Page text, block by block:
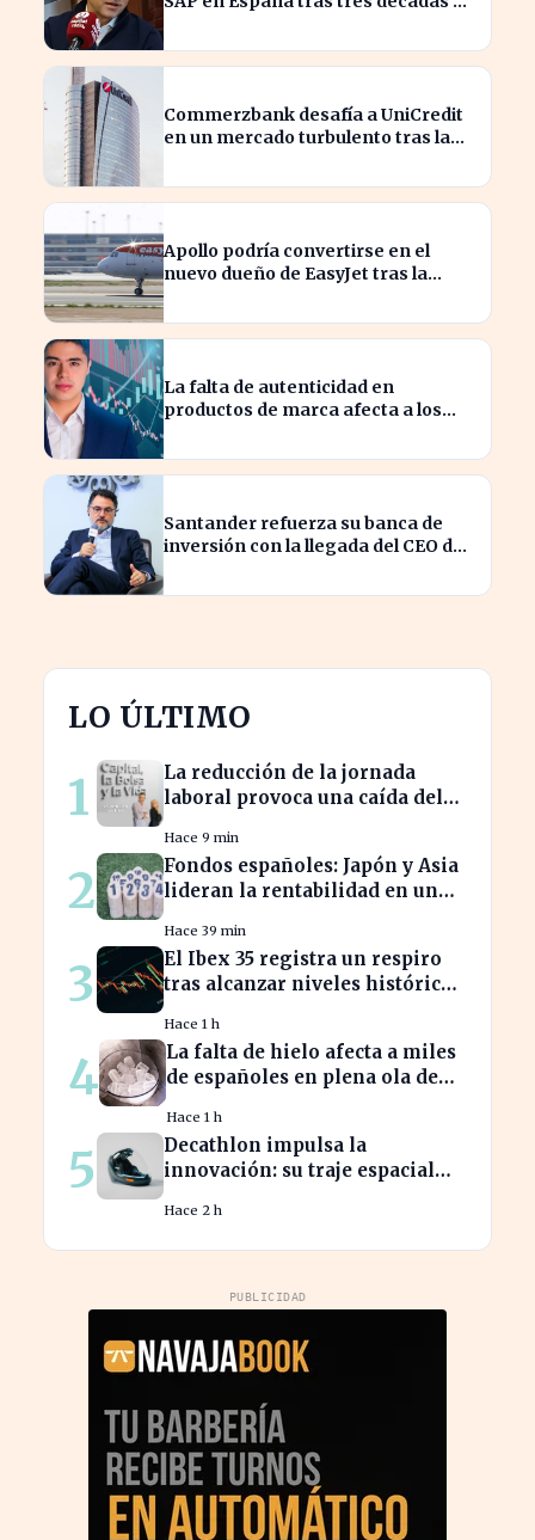
Commerzbank desafía a UniCredit
en un mercado turbulento tras la
Apollo podría convertirse en el
nuevo dueño de EasyJet tras la
La falta de autenticidad en
productos de marca afecta a los
Santander refuerza su banca de
inversión con la llegada del CEO de
LO ÚLTIMO
1
La reducción de la jornada
laboral provoca una caída del
española
Hace 9 min
2
Fondos españoles: Japón y Asia
lideran la rentabilidad en un
Hace 39 min
3
El Ibex 35 registra un respiro
tras alcanzar niveles históricos
Hace 1 h
4
La falta de hielo afecta a miles
de españoles en plena ola de
Hace 1 h
5
Decathlon impulsa la
innovación: su traje espacial
la industria
Hace 2 h
PUBLICIDAD